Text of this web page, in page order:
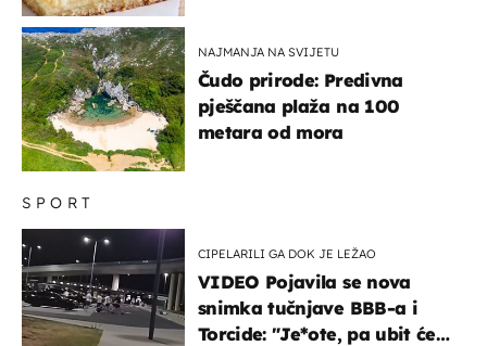
SPORT
CIPELARILI GA DOK JE LEŽAO
VIDEO Pojavila se nova
snimka tučnjave BBB-a i
Torcide: "Je*ote, pa ubit će
NAJMANJA NA SVIJETU
Čudo prirode: Predivna
pješčana plaža na 100
metara od mora